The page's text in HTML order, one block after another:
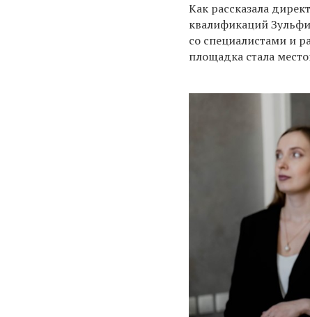
Как рассказала
квалификаций
со специалистами и
площадка стала